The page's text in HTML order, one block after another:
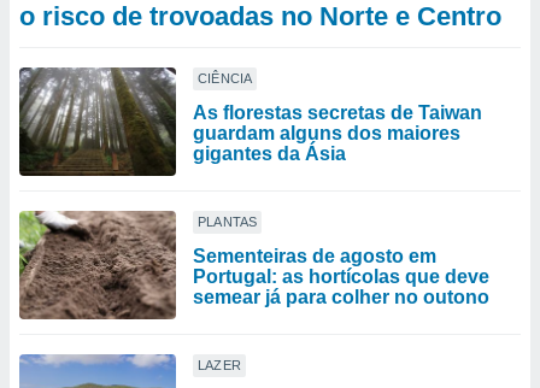
o risco de trovoadas no Norte e Centro
CIÊNCIA
As florestas secretas de Taiwan
guardam alguns dos maiores
gigantes da Ásia
PLANTAS
Sementeiras de agosto em
Portugal: as hortícolas que deve
semear já para colher no outono
LAZER